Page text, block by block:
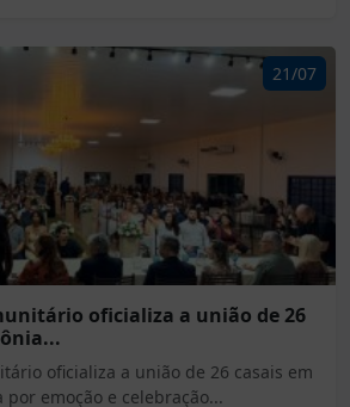
21/07
oficializa a união de 26
oficializa a união de 26 casais em
emoção e celebração...